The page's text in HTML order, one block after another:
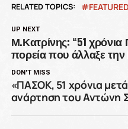
RELATED TOPICS: FEATURED
UP NEXT
Μ.Κατρίνης: “51
πορεία που άλλαξε
DON'T MISS
«ΠΑΣΟΚ, 51 χρόνια
ανάρτηση του Αντώνη